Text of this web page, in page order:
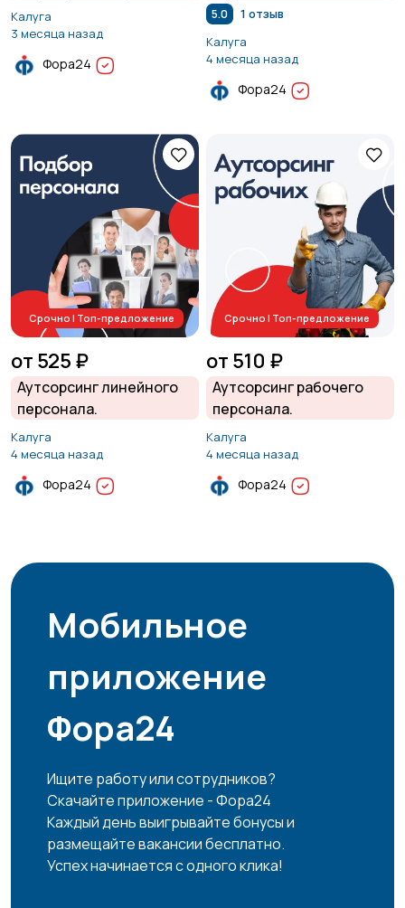
Калуга
3 месяца назад
Фора24
5.0
1 отзыв
Калуга
4 месяца назад
Фора24
Срочно | Топ-предложение
от 525 ₽
Аутсорсинг линейного
персонала.
Калуга
4 месяца назад
Фора24
Срочно | Топ-предложение
от 510 ₽
Аутсорсинг рабочего
персонала.
Калуга
4 месяца назад
Фора24
Мобильное
приложение
Фора24
Ищите работу или сотрудников?
Скачайте приложение - Фора24
Каждый день выигрывайте бонусы и
размещайте вакансии бесплатно.
Успех начинается с одного клика!